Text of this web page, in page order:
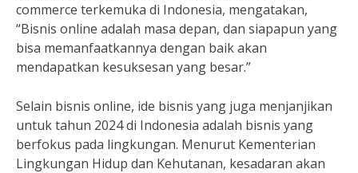
commerce terkemuka di Indonesia, mengatakan,
“Bisnis online adalah masa depan, dan siapapun yang
bisa memanfaatkannya dengan baik akan
mendapatkan kesuksesan yang besar.”
Selain bisnis online, ide bisnis yang juga menjanjikan
untuk tahun 2024 di Indonesia adalah bisnis yang
berfokus pada lingkungan. Menurut Kementerian
Lingkungan Hidup dan Kehutanan, kesadaran akan